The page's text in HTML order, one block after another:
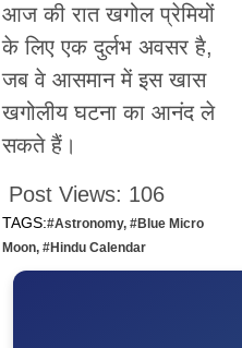
आज की रात खगोल प्रेमियों
के लिए एक दुर्लभ अवसर है,
जब वे आसमान में इस खास
खगोलीय घटना का आनंद ले
सकते हैं।
Post Views: 106
TAGS:#Astronomy, #Blue Micro
Moon, #Hindu Calendar